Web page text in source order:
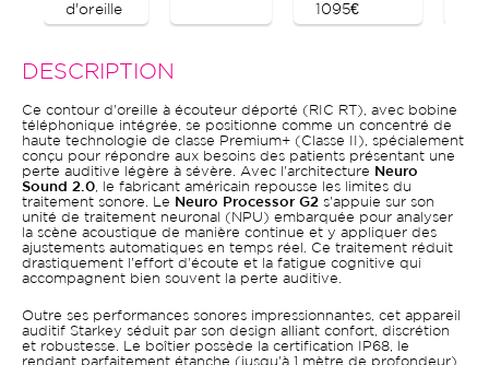
d'oreille
1095€
DESCRIPTION
Ce contour d'oreille à écouteur déporté (RIC RT), avec bobine
téléphonique intégrée, se positionne comme un concentré de
haute technologie de classe Premium+ (Classe II), spécialement
conçu pour répondre aux besoins des patients présentant une
perte auditive légère à sévère. Avec l'architecture
Neuro
Sound 2.0 , le fabricant américain repousse les limites du
traitement sonore. Le
Neuro Processor G2 s'appuie sur son
unité de traitement neuronal (NPU) embarquée pour analyser
la scène acoustique de manière continue et y appliquer des
ajustements automatiques en temps réel. Ce traitement réduit
drastiquement l'effort d'écoute et la fatigue cognitive qui
accompagnent bien souvent la perte auditive.
Outre ses performances sonores impressionnantes, cet appareil
auditif Starkey séduit par son design alliant confort, discrétion
et robustesse. Le boîtier possède la certification IP68, le
rendant parfaitement étanche (jusqu'à 1 mètre de profondeur)